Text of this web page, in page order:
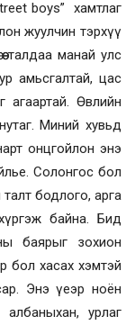
boys” хамтлаг
жуулчин тэрхүү
талдаа манай улс
амьсгалтай, цас
агаартай. Өвлийн
Миний хувьд
онцгойлон энэ
Солонгос бол
бодлого, арга
байна. Бид
баярыг зохион
бол хасах хэмтэй
Энэ үеэр ноён
албаныхан, урлаг